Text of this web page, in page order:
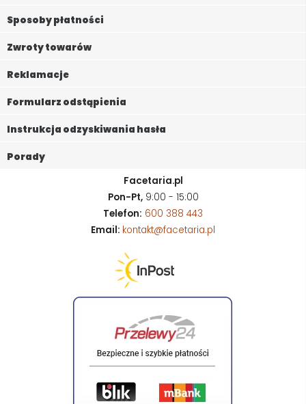
Sposoby płatności
Zwroty towarów
Reklamacje
Formularz odstąpienia
Instrukcja odzyskiwania hasła
Porady
Facetaria.pl
Pon-Pt,9:00 - 15:00
Telefon: 600 388 443
Email: kontakt@facetaria.pl